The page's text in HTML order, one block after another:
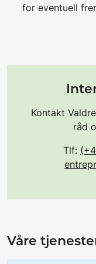
for eventuell
Kontakt
råd
Tlf:
Våre